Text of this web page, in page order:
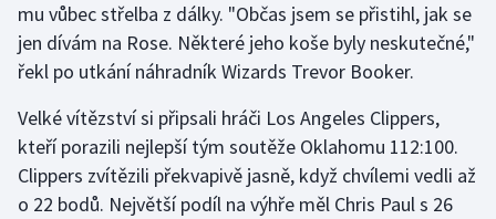
Futsal
Golf
Gymnastika
Házená
mu vůbec střelba z dálky. "Občas jsem se přistihl, jak se
jen dívám na Rose. Některé jeho koše byly neskutečné,"
řekl po utkání náhradník Wizards Trevor Booker.
Velké vítězství si připsali hráči Los Angeles Clippers,
kteří porazili nejlepší tým soutěže Oklahomu 112:100.
Clippers zvítězili překvapivě jasně, když chvílemi vedli až
o 22 bodů. Největší podíl na výhře měl Chris Paul s 26